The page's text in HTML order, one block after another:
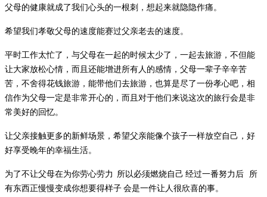
父母的健康就成了我们心头的一根刺，想起来就隐隐作痛。
希望我们孝敬父母的速度能赛过父亲老去的速度。
平时工作太忙了，与父母在一起的时候太少了，一起去旅游，不但能
让大家放松心情，而且还能增进所有人的感情，父母一辈子辛辛苦
苦，不舍得花钱旅游，能带他们去旅游，也算是尽了一份孝心吧，相
信作为父母一定是非常开心的，而且对于他们来说这次的旅行会是非
常美好的回忆。
让父亲接触更多的新鲜场景，希望父亲能像个孩子一样放空自己，好
好享受晚年的幸福生活。
为了不让父母在为你劳心劳力 所以必须燃烧自己 经过一番努力后
所
有东西正慢慢变成你想要得样子 会是一件让人很欣喜的事。